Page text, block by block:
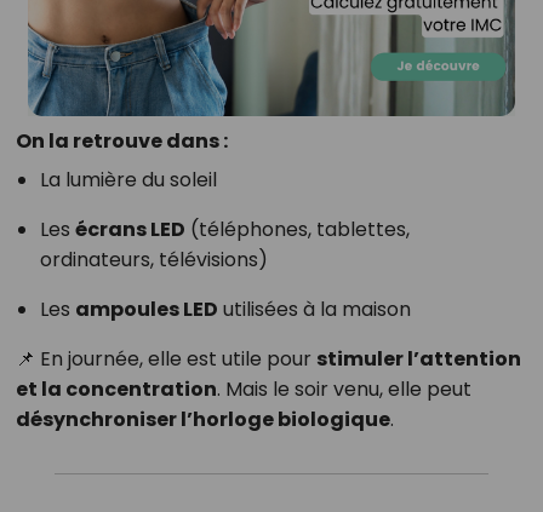
On la retrouve dans :
La lumière du soleil
Les écrans LED (téléphones, tablettes,
ordinateurs, télévisions)
Les ampoules LED utilisées à la maison
📌 En journée, elle est utile pour stimuler l’attention
et la concentration. Mais le soir venu, elle peut
désynchroniser l’horloge biologique.